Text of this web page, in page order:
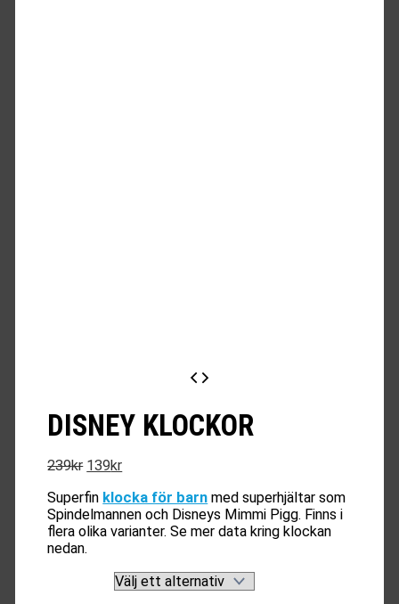
DISNEY KLOCKOR
239kr Det
priset
var:
239kr.
139krDet
priset
är:
139kr.
Superfin klocka för barn med superhjältar som
Spindelmannen och Disneys Mimmi Pigg. Finns i
flera olika varianter. Se mer data kring klockan
nedan.